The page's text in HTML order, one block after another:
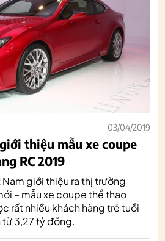
03/04/2019
thiệu mẫu xe coupe
RC 2019
giới thiệu ra thị trường
– mẫu xe coupe thể thao
rất nhiều khách hàng trẻ tuổi
từ 3,27 tỷ đồng.